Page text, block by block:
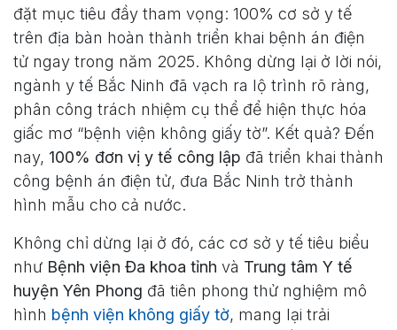
đặt mục tiêu đầy tham vọng: 100% cơ sở y tế
trên địa bàn hoàn thành triển khai bệnh án điện
tử ngay trong năm 2025. Không dừng lại ở lời nói,
ngành y tế Bắc Ninh đã vạch ra lộ trình rõ ràng,
phân công trách nhiệm cụ thể để hiện thực hóa
giấc mơ “bệnh viện không giấy tờ”. Kết quả? Đến
nay, 100% đơn vị y tế công lập đã triển khai thành
công bệnh án điện tử, đưa Bắc Ninh trở thành
hình mẫu cho cả nước.
Không chỉ dừng lại ở đó, các cơ sở y tế tiêu biểu
như Bệnh viện Đa khoa tỉnh và Trung tâm Y tế
huyện Yên Phong đã tiên phong thử nghiệm mô
hình bệnh viện không giấy tờ, mang lại trải